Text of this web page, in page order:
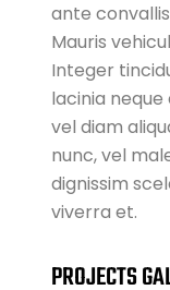
ante
Mauris
Integer
lacinia
vel diam
nunc, vel
dignissim
viverra et.
PROJECTS